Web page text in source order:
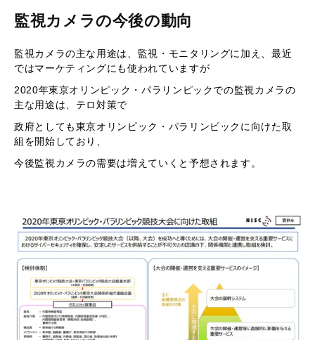
監視カメラの今後の動向
監視カメラの主な用途は、監視・モニタリングに加え、最近
ではマーケティングにも使われていますが
2020年東京オリンピック・パラリンピックでの監視カメラの
主な用途は、テロ対策で
政府としても東京オリンピック・パラリンピックに向けた取
組を開始しており、
今後監視カメラの需要は増えていくと予想されます。